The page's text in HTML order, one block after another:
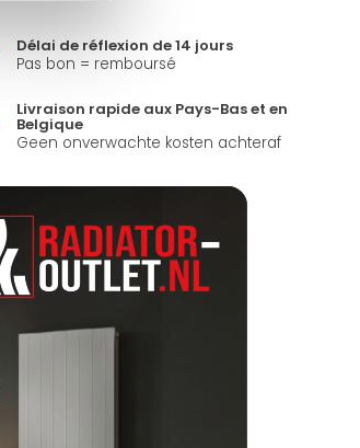
Délai de réflexion de 14 jours
Pas bon = remboursé
Livraison rapide aux Pays-Bas et en
Belgique
Geen onverwachte kosten achteraf